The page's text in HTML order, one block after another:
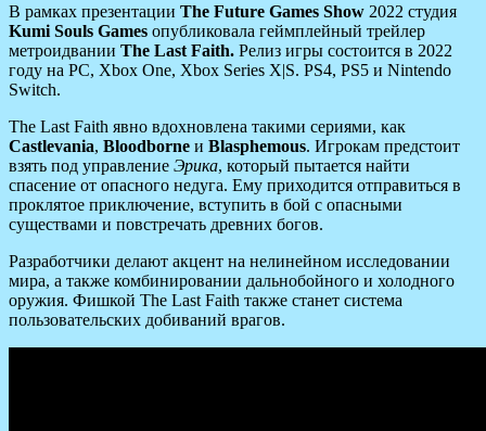
В рамках презентации The Future Games Show 2022 студия
Kumi Souls Games опубликовала геймплейный трейлер
метроидвании The Last Faith. Релиз игры состоится в 2022
году на PC, Xbox One, Xbox Series X|S. PS4, PS5 и Nintendo
Switch.
The Last Faith явно вдохновлена такими сериями, как
Castlevania, Bloodborne и Blasphemous. Игрокам предстоит
взять под управление Эрика, который пытается найти
спасение от опасного недуга. Ему приходится отправиться в
проклятое приключение, вступить в бой с опасными
существами и повстречать древних богов.
Разработчики делают акцент на нелинейном исследовании
мира, а также комбинировании дальнобойного и холодного
оружия. Фишкой The Last Faith также станет система
пользовательских добиваний врагов.